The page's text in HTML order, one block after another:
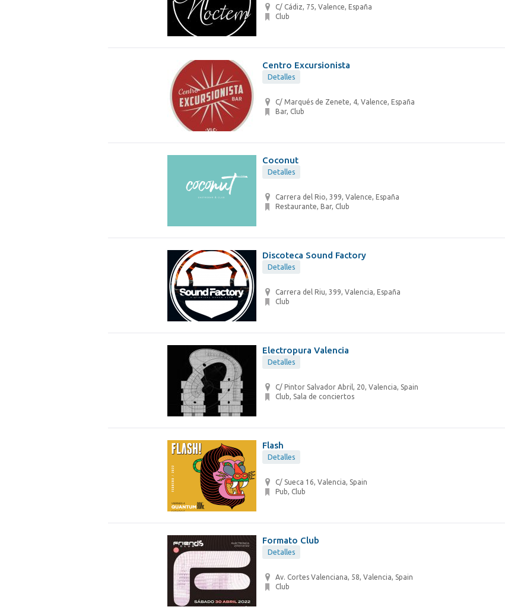
C/ Cádiz, 75, Valence, España
Club
Centro Excursionista
Detalles
C/ Marqués de Zenete, 4, Valence, España
Bar, Club
Coconut
Detalles
Carrera del Rio, 399, Valence, España
Restaurante, Bar, Club
Discoteca Sound Factory
Detalles
Carrera del Riu, 399, Valencia, España
Club
Electropura Valencia
Detalles
C/ Pintor Salvador Abril, 20, Valencia, Spain
Club, Sala de conciertos
Flash
Detalles
C/ Sueca 16, Valencia, Spain
Pub, Club
Formato Club
Detalles
Av. Cortes Valenciana, 58, Valencia, Spain
Club